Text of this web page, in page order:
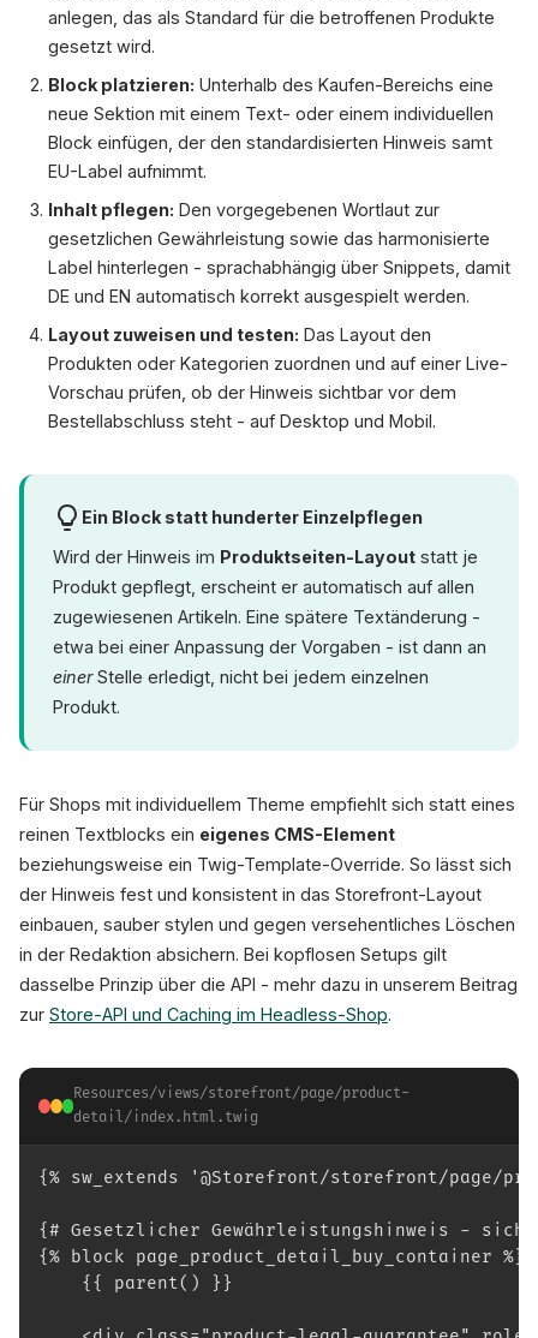
anlegen, das als Standard für die betroffenen Produkte
gesetzt wird.
Block platzieren: Unterhalb des Kaufen-Bereichs eine
neue Sektion mit einem Text- oder einem individuellen
Block einfügen, der den standardisierten Hinweis samt
EU-Label aufnimmt.
Inhalt pflegen: Den vorgegebenen Wortlaut zur
gesetzlichen Gewährleistung sowie das harmonisierte
Label hinterlegen - sprachabhängig über Snippets, damit
DE und EN automatisch korrekt ausgespielt werden.
Layout zuweisen und testen: Das Layout den
Produkten oder Kategorien zuordnen und auf einer Live-
Vorschau prüfen, ob der Hinweis sichtbar vor dem
Bestellabschluss steht - auf Desktop und Mobil.
Ein Block statt hunderter Einzelpflegen
Wird der Hinweis im Produktseiten-Layout statt je
Produkt gepflegt, erscheint er automatisch auf allen
zugewiesenen Artikeln. Eine spätere Textänderung -
etwa bei einer Anpassung der Vorgaben - ist dann an
einerStelle erledigt, nicht bei jedem einzelnen
Produkt.
Für Shops mit individuellem Theme empfiehlt sich statt eines
reinen Textblocks ein eigenes CMS-Element
beziehungsweise ein Twig-Template-Override. So lässt sich
der Hinweis fest und konsistent in das Storefront-Layout
einbauen, sauber stylen und gegen versehentliches Löschen
in der Redaktion absichern. Bei kopflosen Setups gilt
dasselbe Prinzip über die API - mehr dazu in unserem Beitrag
zur Store-API und Caching im Headless-Shop.
Resources/views/storefront/page/product-
detail/index.html.twig
{% sw_extends '@Storefront/storefront/page/
{# Gesetzlicher Gewährleistungshinweis -
{% block page_product_detail_buy_container %}
{{ parent() }}